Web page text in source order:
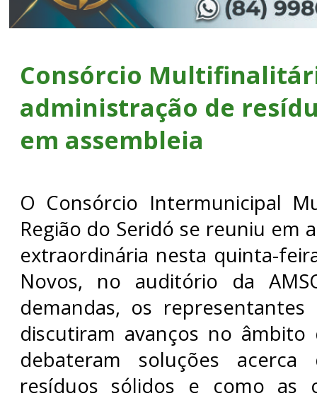
Consórcio
administração de
em assembleia
O Consórcio Intermunicipal
Região do Seridó se reuniu em
extraordinária nesta quinta-
Novos, no auditório da
demandas, os representantes
discutiram avanços no
debateram soluções
resíduos sólidos e como as